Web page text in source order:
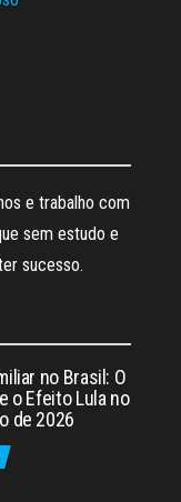
e trabalho com
sem estudo e
sucesso.
no Brasil: O
o Efeito Lula no
de 2026